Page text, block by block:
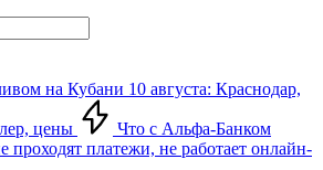
на Кубани 10 августа: Краснодар,
цены
Что с Альфа-Банком
проходят платежи, не работает онлайн-